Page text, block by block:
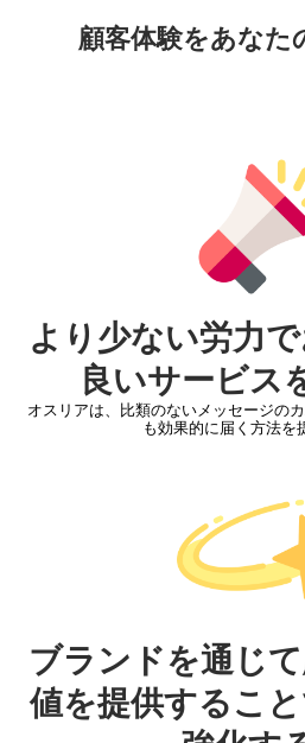
顧客体験をあなた
より少ない労力
良いサービス
オスリアは、比類のないメッセージの
も効果的に届く方法を
ブランドを通じ
値を提供するこ